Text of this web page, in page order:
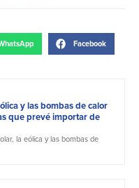
Facebook
y las bombas de calor
que prevé importar de
la eólica y las bombas de